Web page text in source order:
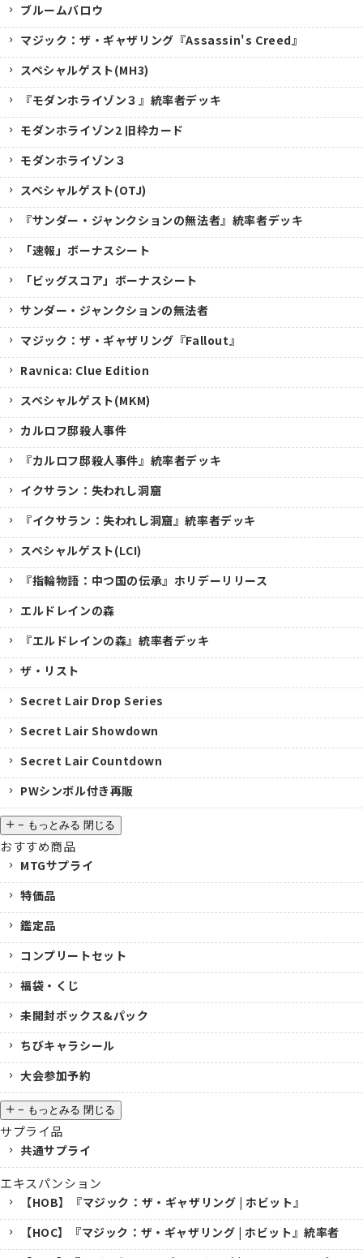
ブルームバロウ
マジック：ザ・ギャザリング『Assassin's Creed』
スペシャルゲスト(MH3)
『モダンホライゾン３』統率者デッキ
モダンホライゾン2 旧枠カード
モダンホライゾン３
スペシャルゲスト(OTJ)
『サンダー・ジャンクションの無法者』統率者デッキ
「速報」ボーナスシート
「ビッグスコア」ボーナスシート
サンダー・ジャンクションの無法者
マジック：ザ・ギャザリング『Fallout』
Ravnica: Clue Edition
スペシャルゲスト(MKM)
カルロフ邸殺人事件
『カルロフ邸殺人事件』統率者デッキ
イクサラン：失われし洞窟
『イクサラン：失われし洞窟』統率者デッキ
スペシャルゲスト(LCI)
『指輪物語：中つ国の伝承』ホリデーリリース
エルドレインの森
『エルドレインの森』統率者デッキ
ザ・リスト
Secret Lair Drop Series
Secret Lair Showdown
Secret Lair Countdown
PWシンボル付き再販
− もっとみる 閉じる
おすすめ商品
MTGサプライ
特価品
鑑定品
コンプリートセット
福袋・くじ
未開封ボックス&パック
ちびキャラシール
大会参加予約
− もっとみる 閉じる
サプライ品
共通サプライ
エキスパンション
【HOB】『マジック：ザ・ギャザリング | ホビット』
【HOC】『マジック：ザ・ギャザリング | ホビット』統率者